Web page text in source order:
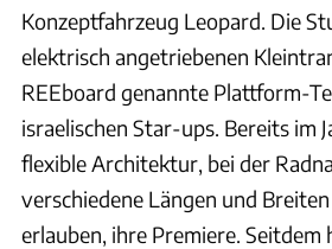
Konzeptfahrzeug Leopard. Die
elektrisch angetriebenen
REEboard genannte Plattform-
israelischen Star-ups. Bereits im
flexible Architektur, bei der
verschiedene Längen und Breiten
erlauben, ihre Premiere. Seitdem